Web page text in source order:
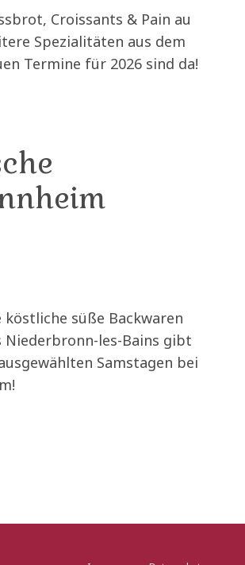
Croissants & Pain au
Spezialitäten aus dem
Termine für 2026 sind da!
süße Backwaren
Niederbronn-les-Bains gibt
Samstagen bei